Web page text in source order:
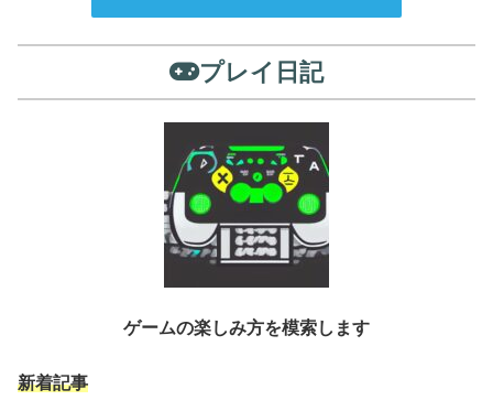
プレイ日記
ゲームの楽しみ方を模索します
新着記事